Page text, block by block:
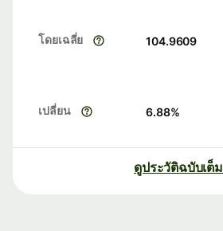
โดยเฉลี่ย 104.9609
เปลี่ยน 6.88%
ดูประวัติฉบับเต็ม